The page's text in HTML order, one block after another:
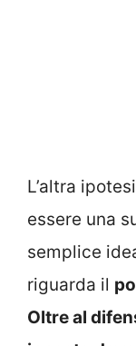
L’altra
essere una
semplice
riguarda il
Oltre al